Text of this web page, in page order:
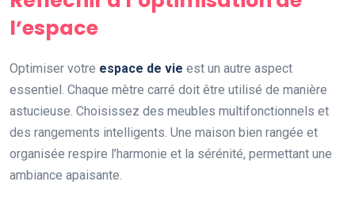
l’espace
Optimiser votre espace de vie est un autre aspect
essentiel. Chaque mètre carré doit être utilisé de manière
astucieuse. Choisissez des meubles multifonctionnels et
des rangements intelligents. Une maison bien rangée et
organisée respire l’harmonie et la sérénité, permettant une
ambiance apaisante.